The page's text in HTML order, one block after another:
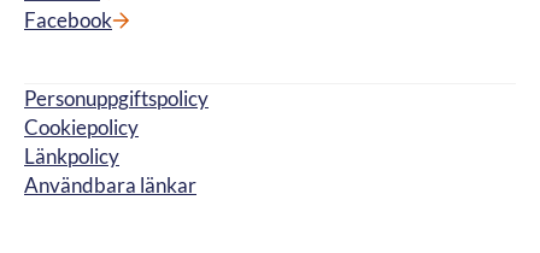
Facebook
Personuppgiftspolicy
Cookiepolicy
Länkpolicy
Användbara länkar